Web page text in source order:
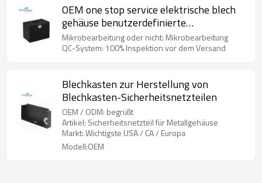
OEM one stop service elektrische blech
gehäuse benutzerdefinierte
pulverbeschichtete metall box
herstellung
Mikrobearbeitung oder nicht: Mikrobearbeitung
QC-System: 100% Inspektion vor dem Versand
Blechkasten zur Herstellung von
Blechkasten-Sicherheitsnetzteilen
OEM / ODM: begrüßt
Artikel: Sicherheitsnetzteil für Metallgehäuse
Markt: Wichtigste USA / CA / Europa
Modell:OEM